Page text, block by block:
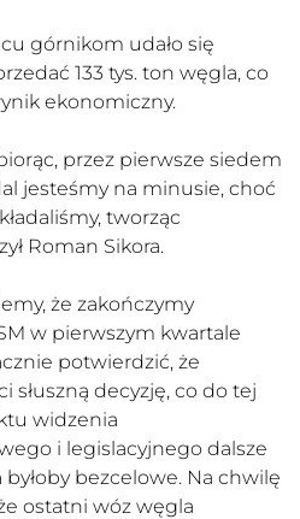
górnikom udało się
133 tys. ton węgla, co
ekonomiczny.
przez pierwsze siedem
jesteśmy na minusie, choć
tworząc
Roman Sikora.
że zakończymy
w pierwszym kwartale
potwierdzić, że
słuszną decyzję, co do tej
widzenia
i legislacyjnego dalsze
bezcelowe. Na chwilę
ostatni wóz węgla